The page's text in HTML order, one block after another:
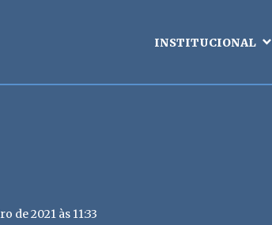
INSTITUCIONAL
de 2021 às 11:33